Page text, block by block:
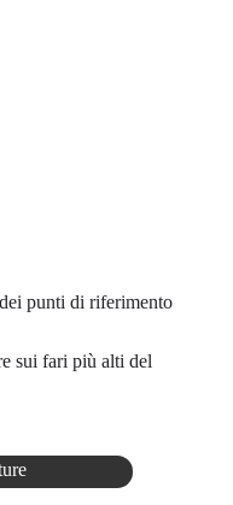
punti di riferimento
sui fari più alti del